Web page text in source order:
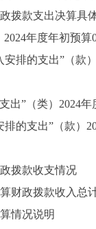
款支出决算具
年度年初预算
的支出”（款）
”（类）2024年
支出”（款）
拨款收支情况
政拨款收入总
情况说明